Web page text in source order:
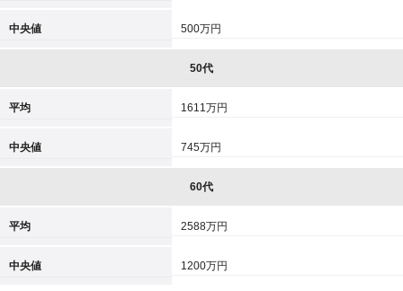
中央値 500万円
50代
平均 1611万円
中央値 745万円
60代
平均 2588万円
中央値 1200万円